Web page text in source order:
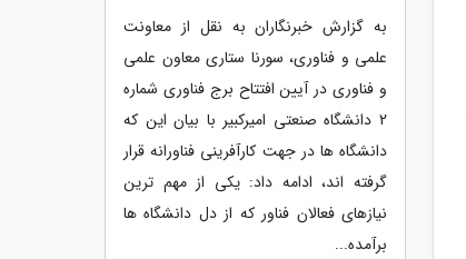
به گزارش خبرنگاران به نقل از معاونت
علمی و فناوری، سورنا ستاری معاون علمی
و فناوری در آیین افتتاح برج فناوری شماره
2 دانشگاه صنعتی امیرکبیر با بیان این که
دانشگاه ها در جهت کارآفرینی فناورانه قرار
گرفته اند، ادامه داد: یکی از مهم ترین
نیازهای فعالان فناور که از دل دانشگاه ها
برآمده...